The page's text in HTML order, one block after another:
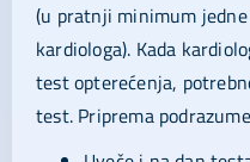
(u pratnji minimum
kardiologa). Kada
test opterećenja,
test. Priprema